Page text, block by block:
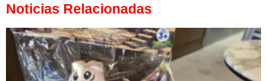
Noticias Relacionadas